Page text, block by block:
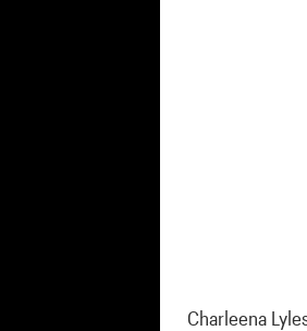
Charleena